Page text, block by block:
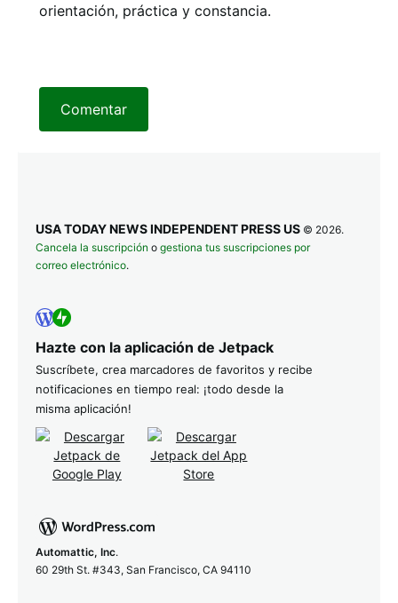
orientación, práctica y constancia.
Comentar
USA TODAY NEWS INDEPENDENT PRESS US © 2026.
Cancela la suscripción o gestiona tus suscripciones por
correo electrónico.
Hazte con la aplicación de Jetpack
Suscríbete, crea marcadores de favoritos y recibe
notificaciones en tiempo real: ¡todo desde la
misma aplicación!
Automattic, Inc.
60 29th St. #343, San Francisco, CA 94110